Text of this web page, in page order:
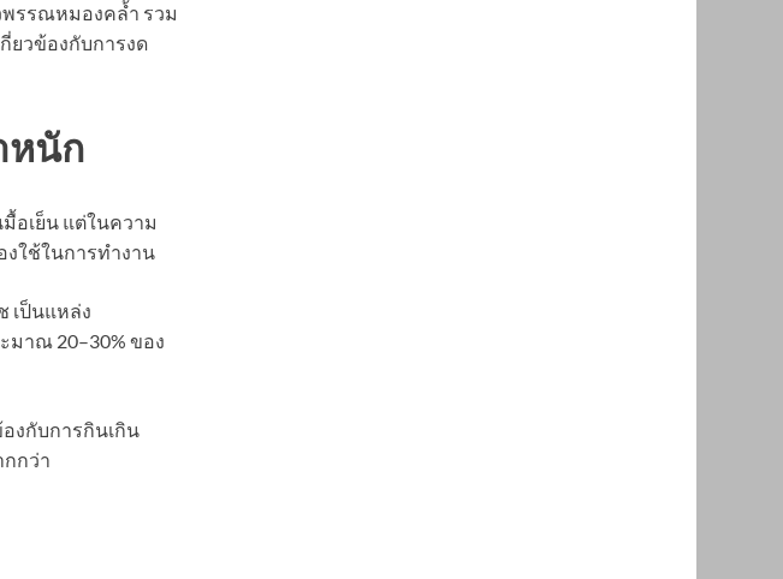
พรรณหมองคล้ำ รวม
ยวข้องกับการงด
หนัก
อเย็น แต่ในความ
งใช้ในการทำงาน
เป็นแหล่ง
มาณ 20–30% ของ
งกับการกินเกิน
กว่า